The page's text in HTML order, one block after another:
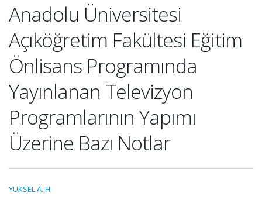
Anadolu Üniversitesi
Açıköğretim Fakültesi Eğitim
Önlisans Programında
Yayınlanan Televizyon
Programlarının Yapımı
Üzerine Bazı Notlar
YÜKSEL A. H.